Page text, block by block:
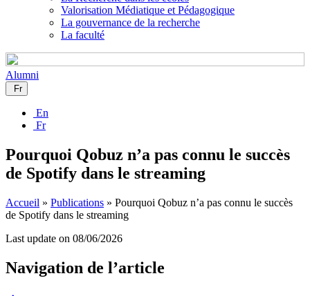
Valorisation Médiatique et Pédagogique
La gouvernance de la recherche
La faculté
Alumni
Fr
En
Fr
Pourquoi Qobuz n’a pas connu le succès
de Spotify dans le streaming
Accueil » Publications » Pourquoi Qobuz n’a pas connu le succès
de Spotify dans le streaming
Last update on 08/06/2026
Navigation de l’article